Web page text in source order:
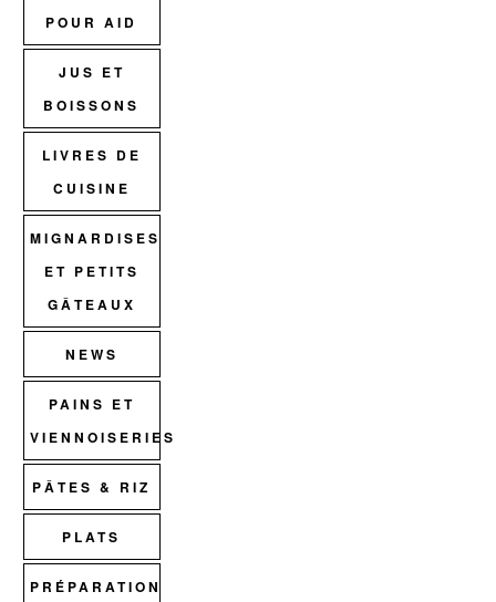
POUR AID
JUS ET
BOISSONS
LIVRES DE
CUISINE
MIGNARDISES
ET PETITS
GÂTEAUX
NEWS
PAINS ET
VIENNOISERIES
PÂTES & RIZ
PLATS
PRÉPARATION